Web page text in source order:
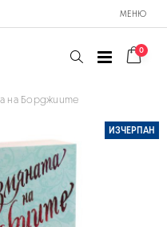
МЕНЮ
0
на Борджиите
ИЗЧЕРПАН